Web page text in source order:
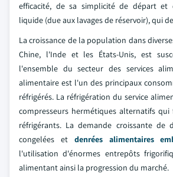
efficacité, de sa simplicité de départ et
liquide (due aux lavages de réservoir), qui
La croissance de la population dans
Chine, l'Inde et les États-Unis, est
l'ensemble du secteur des services
alimentaire est l'un des principaux
réfrigérés. La réfrigération du service
compresseurs hermétiques alternatifs
réfrigérants. La demande croissante de
congelées et denrées alimentaires
l'utilisation d'énormes entrepôts
alimentant ainsi la progression du marché.